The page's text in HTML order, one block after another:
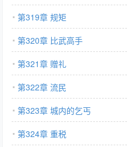
第319章 规矩
第320章 比武高手
第321章 赠礼
第322章 流民
第323章 城内的乞丐
第324章 重税